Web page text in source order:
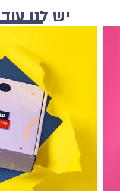
יש לנו